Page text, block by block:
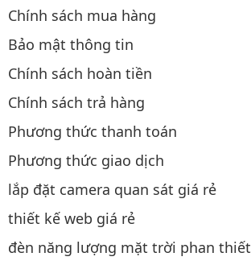
Chính sách mua hàng
Bảo mật thông tin
Chính sách hoàn tiền
Chính sách trả hàng
Phương thức thanh toán
Phương thức giao dịch
lắp đặt camera quan sát giá rẻ
thiết kế web giá rẻ
đèn năng lượng mặt trời phan thiết